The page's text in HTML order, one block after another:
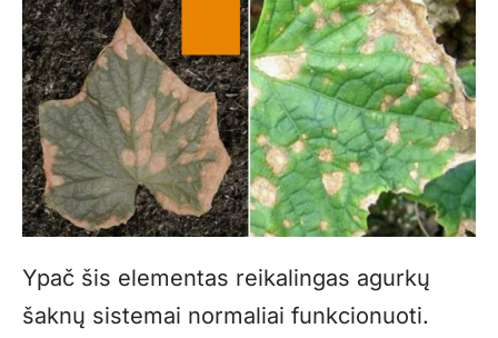
Ypač šis elementas reikalingas agurkų
šaknų sistemai normaliai funkcionuoti.